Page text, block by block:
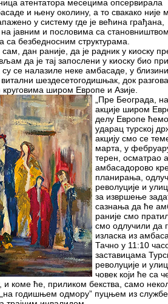
атентатора месецима опсервирала
и њену околину, а то свакако није
у систему где је већина грађана,
јавним и пословима са
са безбедносним структурама.
сам, дан раније, да је радник у киоску
да је тај запослени у киоску био
су се налазиле неке амбасаде, у
витални шездесетогодишњак, док
широм Европе и Азије.
„Пре Београда,
акције широм
делу Европе
ударац турској
акцију смо се
марта, у
терен, осматрао
амбасадорово
планирања,
револуције и
за извршење
сазнања да ће
раније смо
смо одлучили да
изласка из
Тачно у 11:10
заставицама
револуције и
човек који ће са
и коме ће, приликом бекства, само
„на годишњем одмору” пуцњем из